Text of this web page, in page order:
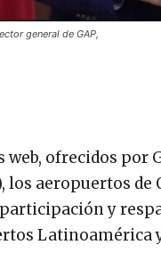
general de GAP,
ofrecidos por
los aeropuertos
y
Latinoamérica y